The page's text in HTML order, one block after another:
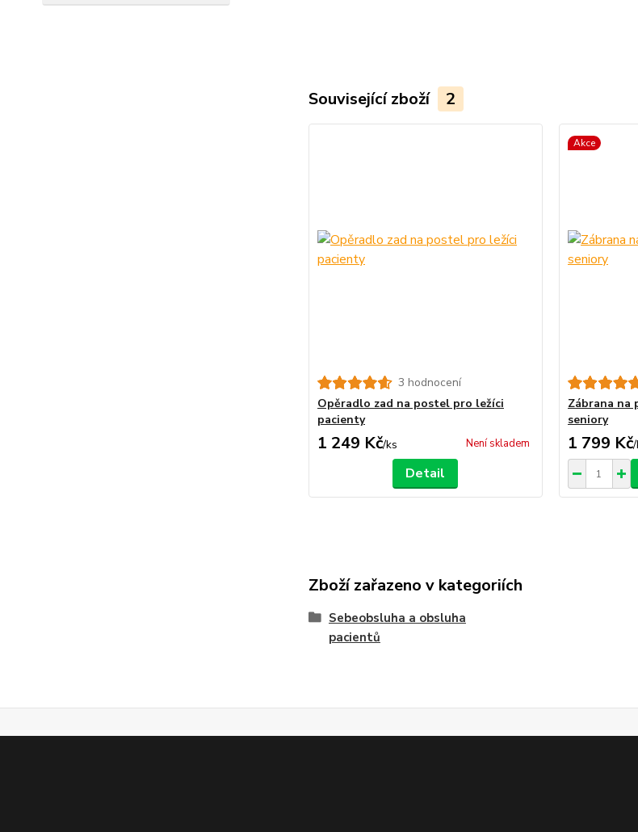
Související zboží 2
3 hodnocení
Opěradlo zad na postel pro ležíci
pacienty
1 249 Kč/ks Není skladem
Detail
Akce
Zábrana na
seniory
1 799 Kč/
Zboží zařazeno v kategoriích
Sebeobsluha a obsluha
pacientů